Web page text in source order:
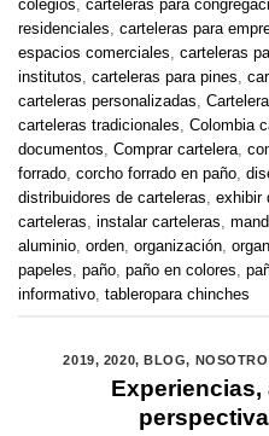
colegios carteleras para
residenciales carteleras para
espacios comerciales carteleras
institutos carteleras para pines
carteleras personalizadas
carteleras tradicionales Colombia
documentos Comprar cartelera
forrado corcho forrado en paño
distribuidores de carteleras exhibir
carteleras instalar carteleras
aluminio orden organización
papeles paño paño en colores
informativo tableropara chinches
2019, 2020, BLOG,